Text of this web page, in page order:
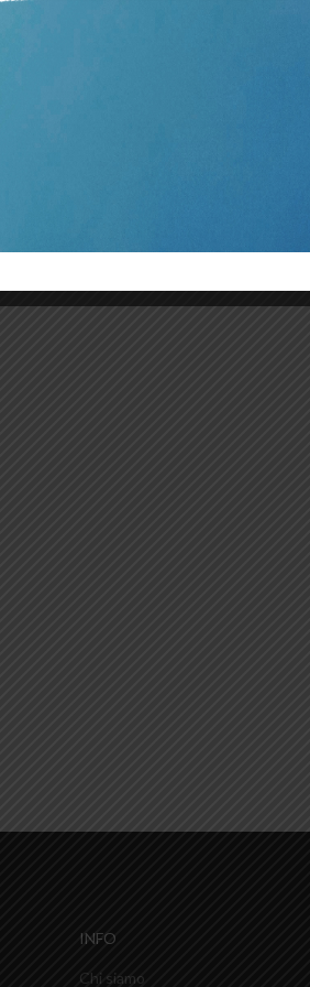
INFO
Chi siamo